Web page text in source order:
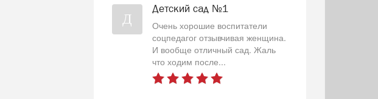
Д
Детский сад №1
Очень хорошие воспитатели
соцпедагог отзывчивая женщина.
И вообще отличный сад. Жаль
что ходим после...